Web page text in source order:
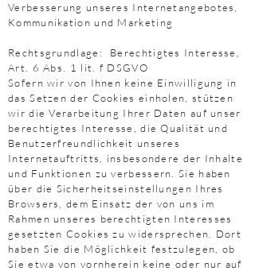
Verbesserung unseres Internetangebotes,
Kommunikation und Marketing
Rechtsgrundlage: Berechtigtes Interesse,
Art. 6 Abs. 1 lit. f DSGVO
Sofern wir von Ihnen keine Einwilligung in
das Setzen der Cookies einholen, stützen
wir die Verarbeitung Ihrer Daten auf unser
berechtigtes Interesse, die Qualität und
Benutzerfreundlichkeit unseres
Internetauftritts, insbesondere der Inhalte
und Funktionen zu verbessern. Sie haben
über die Sicherheitseinstellungen Ihres
Browsers, dem Einsatz der von uns im
Rahmen unseres berechtigten Interesses
gesetzten Cookies zu widersprechen. Dort
haben Sie die Möglichkeit festzulegen, ob
Sie etwa von vornherein keine oder nur auf